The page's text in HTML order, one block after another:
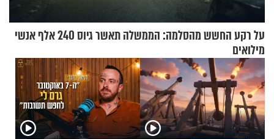
על רקע החשש מהסלמה: הממשלה תאשר גיוס 240 אלף אנשי
מילואים